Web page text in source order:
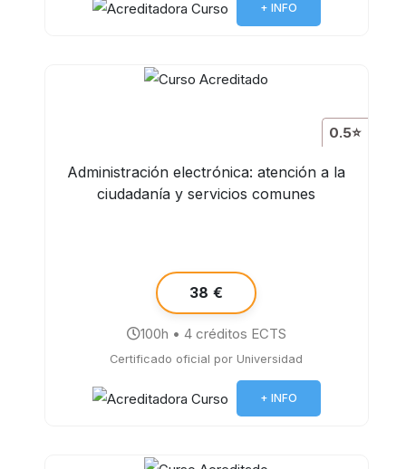
+ INFO
0.5⭐
Administración electrónica: atención a la
ciudadanía y servicios comunes
38 €
100h • 4 créditos ECTS
Certificado oficial por Universidad
+ INFO